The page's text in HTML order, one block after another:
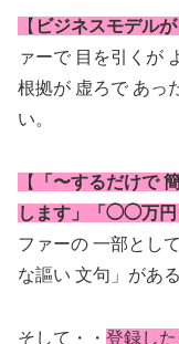
【 ビジネスモデル
ァーで 目を引くが
根拠が 虚ろで あっ
い。
【
「〜するだけで
します」「◯◯万円
ファーの 一部とし
な謳い 文句」がある
そして・・ 登録し